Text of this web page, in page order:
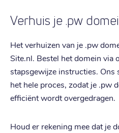
Verhuis je .pw
Het verhuizen van je .pw
Site.nl. Bestel het domein via
stapsgewijze instructies. Ons
het hele proces, zodat je .pw
efficiënt wordt overgedragen.
Houd er rekening mee dat je